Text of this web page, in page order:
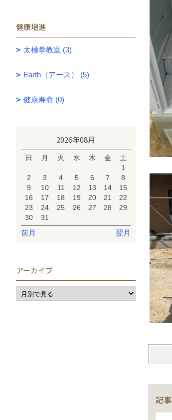
記
健康増進
太極拳教室 (3)
Earth（アース） (5)
健康寿命 (0)
2026年08月
日 月 火 水 木 金
土
1
2
3 4 5 6 7
8
9
10 11 12 13 14
15
16
17 18 19 20 21
22
23
24 25 26 27 28
29
30
31
前月 翌月
アーカイブ